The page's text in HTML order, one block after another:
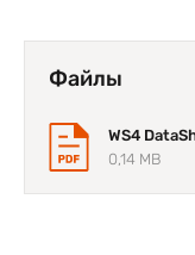
цены и качества
Файлы
WS4
0,14 MB